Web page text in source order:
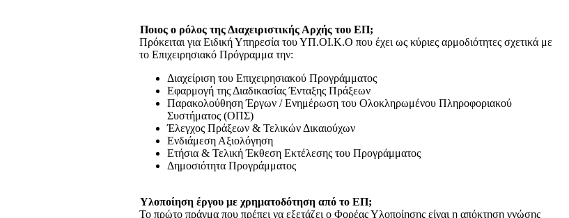
Ποιος ο ρόλος της Διαχειριστικής Αρχής του ΕΠ;
Πρόκειται για Ειδική Υπηρεσία του ΥΠ.ΟΙ.Κ.Ο που έχει ως κύριες αρμοδιότητες σχετικά με
το Επιχειρησιακό Πρόγραμμα την:
Διαχείριση του Επιχειρησιακού Προγράμματος
Εφαρμογή της Διαδικασίας Ένταξης Πράξεων
Παρακολούθηση Έργων / Ενημέρωση του Ολοκληρωμένου Πληροφοριακού
Συστήματος (ΟΠΣ)
Έλεγχος Πράξεων & Τελικών Δικαιούχων
Ενδιάμεση Αξιολόγηση
Ετήσια & Τελική Έκθεση Εκτέλεσης του Προγράμματος
Δημοσιότητα Προγράμματος
Υλοποίηση έργου με χρηματοδότηση από το ΕΠ;
Το πρώτο πράγμα που πρέπει να εξετάζει ο Φορέας Υλοποίησης είναι η απόκτηση γνώσης